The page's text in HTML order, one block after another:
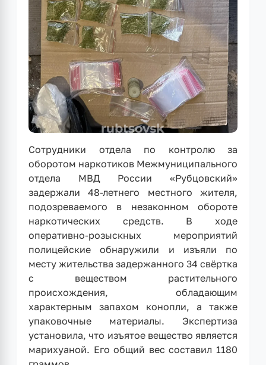
Сотрудники отдела по контролю за
оборотом наркотиков Межмуниципального
отдела МВД России «Рубцовский»
задержали 48-летнего местного жителя,
подозреваемого в незаконном обороте
наркотических средств. В ходе
оперативно-розыскных мероприятий
полицейские обнаружили и изъяли по
месту жительства задержанного 34 свёртка
с веществом растительного
происхождения, обладающим
характерным запахом конопли, а также
упаковочные материалы. Экспертиза
установила, что изъятое вещество является
марихуаной. Его общий вес составил 1180